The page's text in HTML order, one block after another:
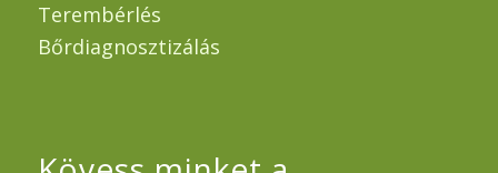
Terembérlés
Bőrdiagnosztizálás